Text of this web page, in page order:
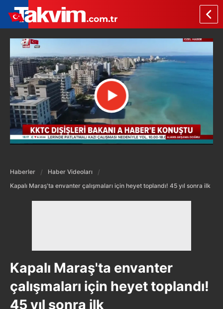
Haberler
Haber Videoları
Kapalı Maraş'ta envanter çalışmaları için heyet toplandı! 45 yıl sonra ilk
Kapalı Maraş'ta envanter
çalışmaları için heyet toplandı!
45 yıl sonra ilk